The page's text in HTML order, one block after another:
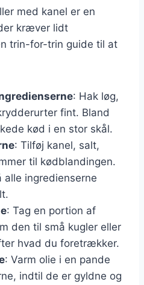
med kanel er en
kræver lidt
trin-for-trin guide til at
: Hak løg,
fint. Bland
kød i en stor skål.
: Tilføj kanel, salt,
til kødblandingen.
alle ingredienserne
: Tag en portion af
den til små kugler eller
hvad du foretrækker.
: Varm olie i en pande
indtil de er gyldne og